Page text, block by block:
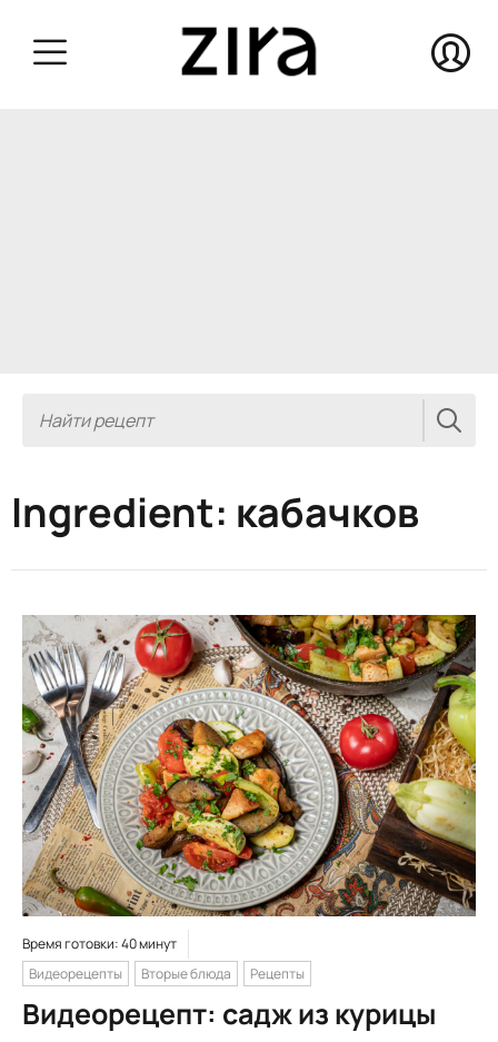
Ingredient: кабачков
Время готовки: 40 минут
Видеорецепты
Вторые блюда Рецепты
Видеорецепт: садж из курицы